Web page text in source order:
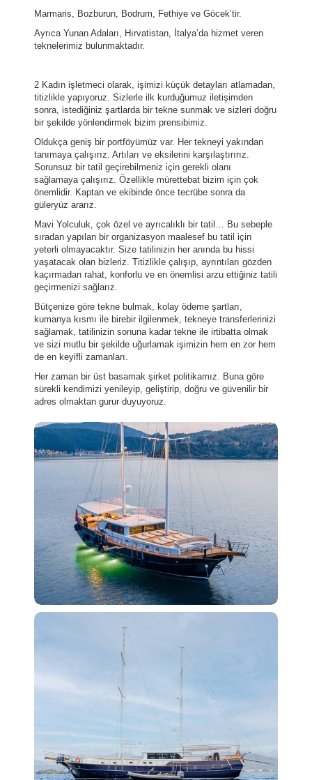
Marmaris, Bozburun, Bodrum, Fethiye ve Göcek’tir.
Ayrıca Yunan Adaları, Hırvatistan, İtalya’da hizmet veren
teknelerimiz bulunmaktadır.
2 Kadın işletmeci olarak, işimizi küçük detayları atlamadan,
titizlikle yapıyoruz. Sizlerle ilk kurduğumuz iletişimden
sonra, istediğiniz şartlarda bir tekne sunmak ve sizleri doğru
bir şekilde yönlendirmek bizim prensibimiz.
Oldukça geniş bir portföyümüz var. Her tekneyi yakından
tanımaya çalışırız. Artıları ve eksilerini karşılaştırırız.
Sorunsuz bir tatil geçirebilmeniz için gerekli olanı
sağlamaya çalışırız. Özellikle mürettebat bizim için çok
önemlidir. Kaptan ve ekibinde önce tecrübe sonra da
güleryüz ararız.
Mavi Yolculuk, çok özel ve ayrıcalıklı bir tatil… Bu sebeple
sıradan yapılan bir organizasyon maalesef bu tatil için
yeterli olmayacaktır. Size tatilinizin her anında bu hissi
yaşatacak olan bizleriz. Titizlikle çalışıp, ayrıntıları gözden
kaçırmadan rahat, konforlu ve en önemlisi arzu ettiğiniz tatili
geçirmenizi sağlarız.
Bütçenize göre tekne bulmak, kolay ödeme şartları,
kumanya kısmı ile birebir ilgilenmek, tekneye transferlerinizi
sağlamak, tatilinizin sonuna kadar tekne ile irtibatta olmak
ve sizi mutlu bir şekilde uğurlamak işimizin hem en zor hem
de en keyifli zamanları.
Her zaman bir üst basamak şirket politikamız. Buna göre
sürekli kendimizi yenileyip, geliştirip, doğru ve güvenilir bir
adres olmaktan gurur duyuyoruz.